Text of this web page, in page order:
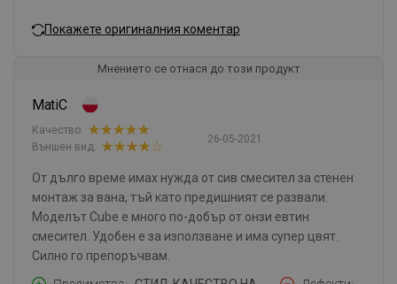
Покажете оригиналния коментар
Мнението се отнася до този продукт
MatiC
26-05-2021
Качество:
Външен вид:
От дълго време имах нужда от сив смесител за стенен
монтаж за вана, тъй като предишният се развали.
Моделът Cube е много по-добър от онзи евтин
смесител. Удобен е за използване и има супер цвят.
Силно го препоръчвам.